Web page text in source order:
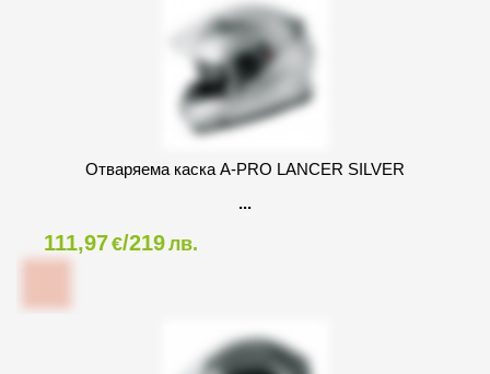
Oтваряема каска A-PRO LANCER SILVER
111,97€/219лв.